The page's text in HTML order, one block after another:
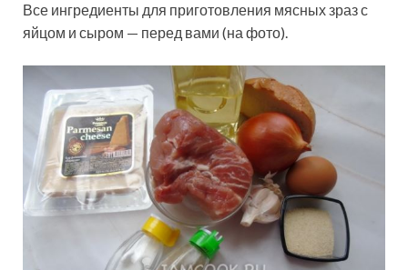
Все ингредиенты для приготовления мясных зраз с
яйцом и сыром — перед вами (на фото).